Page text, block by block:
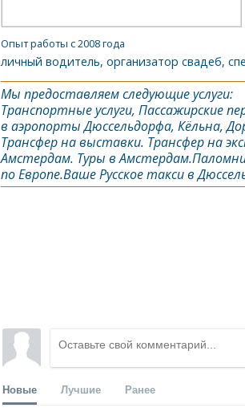
Опыт работы с 2008 года
личный водитель, организатор свадеб,
Мы предоставляем следующие услуги:
Транспортные услуги, Пассажирские
в аэропорты Дюссельдорфа, Кёльна,
Трансфер на выставки. Трансфер на
Амстердам. Туры в
по Европе.Ваше Русское такси в
Новые Лучшие Ранее